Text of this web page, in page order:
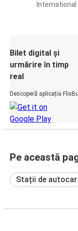
International
Bilet digital și
urmărire în timp
real
Descoperă aplicația
Pe această
Stații de autocar